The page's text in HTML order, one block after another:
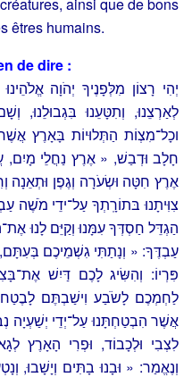
ainsi que de bons
êtres humains.
de dire :
יְהִי רָצוֹן מִלְּפָנֶיךָ יְהֹוָה
לְאַרְצֵנוּ, וְתִטָּעֵנוּ בִּגְבוּלֵנוּ,
וכָל־מִצְוֹת הַתְּלוּיוֹת בָּאָרֶץ
חָלָב וּדְבַשׁ, « אֶרֶץ נַחֲלֵי מָיִם,
אֶרֶץ חִטָּה וּשְׂעֹרָה וְגֶפֶן וּתְאֵנָה
צִוִּיתָנוּ בּתוֹרָֽתְךָ עַל־ידֵי מֹשֶׁה
הַגְדֵּל חַסְדְּךָ עִמָּנוּ וְקַיֵּם לָנוּ
עַבְדֶּךָ: « וְנָתַתִּי גִשְׁמֵיכֶם
פִּרְיוֹ: וְהִשִּׂיג לָכֶם דַּיִשׁ
לַחְמְכֶם לָשֹׂבַע וִישַׁבְתֶּם
אֲשֶׁר הִבְטַחְתָּנוּ עַל־יְדֵי יְשַׁעְיָה
לִצְבִי וּלְכָבוֹד, וּפְרִי הָאָרֶץ
וְנֶאֱמַר: « וּבָנוּ בָתִּים וְיָשָׁבוּ,